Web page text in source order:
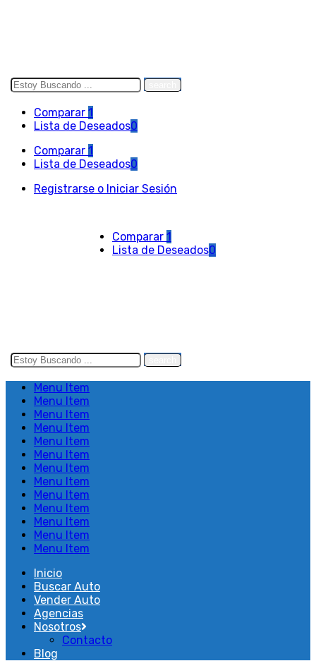
Search
here
Comparar 1
Lista de Deseados0
Comparar 1
Lista de Deseados0
Registrarse o Iniciar Sesión
Comparar 1
Lista de Deseados0
Search
here
Menu Item
Menu Item
Menu Item
Menu Item
Menu Item
Menu Item
Menu Item
Menu Item
Menu Item
Menu Item
Menu Item
Menu Item
Menu Item
Inicio
Buscar Auto
Vender Auto
Agencias
Nosotros
Contacto
Blog